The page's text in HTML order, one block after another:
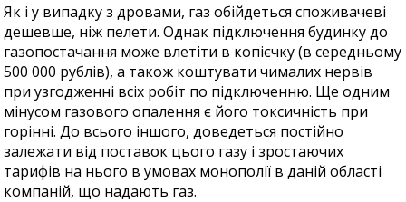
Як і у випадку з дровами, газ обійдеться споживачеві
дешевше, ніж пелети. Однак підключення будинку до
газопостачання може влетіти в копієчку (в середньому
500 000 рублів), а також коштувати чималих нервів
при узгодженні всіх робіт по підключенню. Ще одним
мінусом газового опалення є його токсичність при
горінні. До всього іншого, доведеться постійно
залежати від поставок цього газу і зростаючих
тарифів на нього в умовах монополії в даній області
компаній, що надають газ.